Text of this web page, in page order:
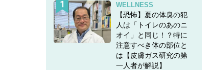
WELLNESS
【恐怖】夏の体臭の犯
人は「トイレのあのニ
オイ」と同じ！？特に
注意すべき体の部位と
は【皮膚ガス研究の第
一人者が解説】